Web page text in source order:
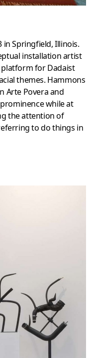
in Springfield, Illinois.
installation artist
platform for Dadaist
themes. Hammons
Arte Povera and
while at
the attention of
to do things in